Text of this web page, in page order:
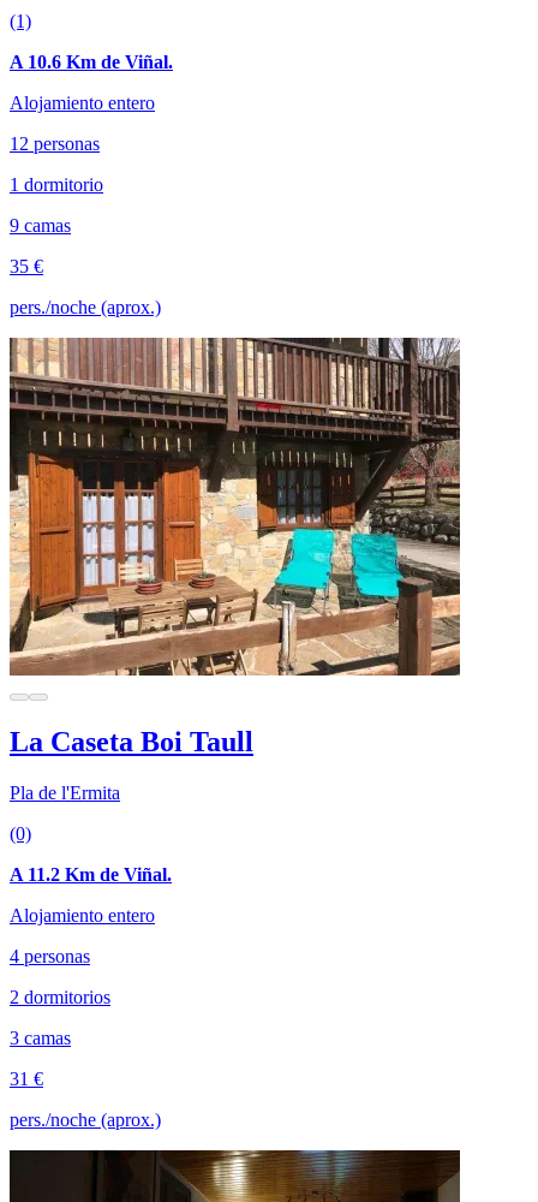
(1)
A 10.6 Km de Viñal.
Alojamiento entero
12 personas
1 dormitorio
9 camas
35 €
pers./noche (aprox.)
La Caseta Boi Taull
Pla de l'Ermita
(0)
A 11.2 Km de Viñal.
Alojamiento entero
4 personas
2 dormitorios
3 camas
31 €
pers./noche (aprox.)